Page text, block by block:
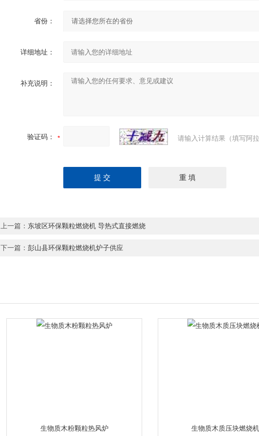
省份：
详细地址：
补充说明：
验证码： 请输入计算结果（填写阿
上一篇： 东坡区环保颗粒燃烧机 导热式直接燃烧
下一篇：彭山县环保颗粒燃烧机炉子供应
生物质木粉颗粒热风炉 生物质木质压块燃烧机